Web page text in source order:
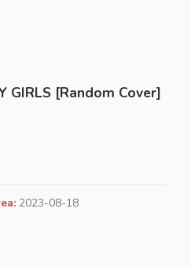
GIRLS [Random Cover]
2023-08-18